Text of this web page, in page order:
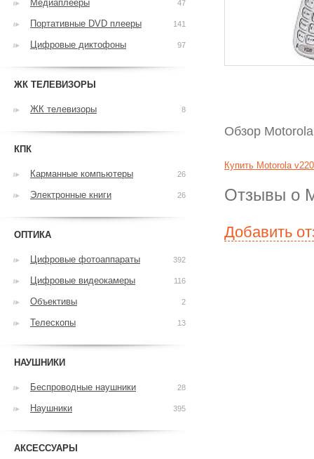
Обзор
Купить Motorola
Отзывы о
Добавить
Медиаплееры 47
Портативные DVD плееры 141
Цифровые диктофоны 97
ЖК ТЕЛЕВИЗОРЫ
ЖК телевизоры 8
КПК
Карманные компьютеры 26
Электронные книги 26
ОПТИКА
Цифровые фотоаппараты 392
Цифровые видеокамеры 116
Объективы 2
Телескопы 13
НАУШНИКИ
Беспроводные наушники 28
Наушники 395
АКСЕССУАРЫ